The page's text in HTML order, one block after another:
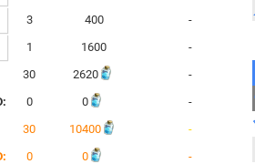
3 400
-
1 1600
-
30 2620
-
0 0
-
30 10400
-
0 0 -